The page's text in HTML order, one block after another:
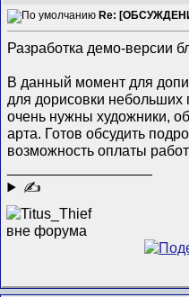
Re:
Разработка демо-версии
В данный момент для
для дорисовки
очень нужны художники,
арта. Готов обсудить
возможность оплаты
✍